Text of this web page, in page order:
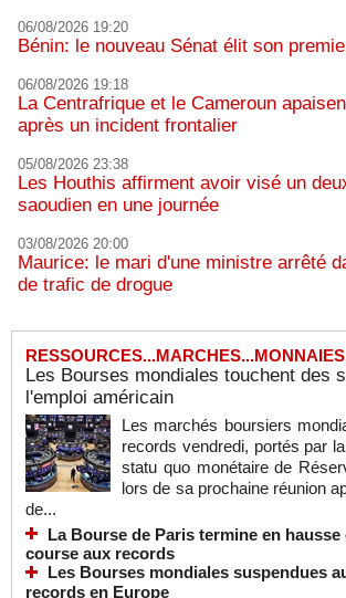
06/08/2026 19:20
Bénin: le nouveau Sénat élit son
06/08/2026 19:18
La Centrafrique et le Cameroun
après un incident frontalier
05/08/2026 23:38
Les Houthis affirment avoir visé un
saoudien en une journée
03/08/2026 20:00
Maurice: le mari d'une ministre arrêté
de trafic de drogue
Les Bourses mondiales touchent des
l'emploi américain
Les marchés boursiers
records vendredi, portés par
statu quo monétaire de
lors de sa prochaine réunion
de...
La Bourse de Paris termine en
course aux records
Les Bourses mondiales suspendues
records en Europe